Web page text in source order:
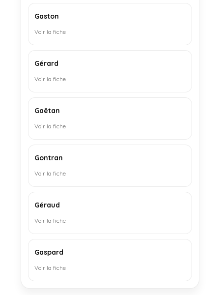
Gaston
Voir la fiche
Gérard
Voir la fiche
Gaëtan
Voir la fiche
Gontran
Voir la fiche
Géraud
Voir la fiche
Gaspard
Voir la fiche